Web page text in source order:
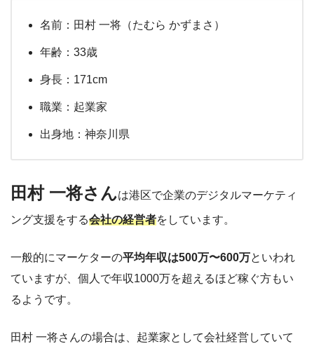
名前：田村 一将（たむら かずまさ）
年齢：33歳
身長：171cm
職業：起業家
出身地：神奈川県
田村 一将さんは港区で企業のデジタルマーケティ
ング支援をする会社の経営者をしています。
一般的にマーケターの平均年収は500万〜600万といわれ
ていますが、個人で年収1000万を超えるほど稼ぐ方もい
るようです。
田村 一将さんの場合は、起業家として会社経営していて